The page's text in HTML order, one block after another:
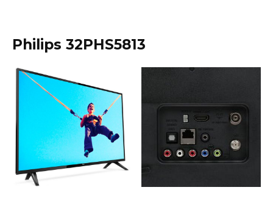
Philips 32PHS5813